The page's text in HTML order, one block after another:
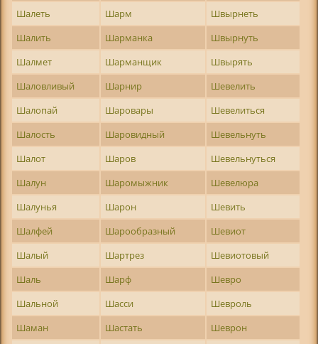
Шалеть
Шарм
Швырнеть
Шалить
Шарманка
Швырнуть
Шалмет
Шарманщик
Швырять
Шаловливый
Шарнир
Шевелить
Шалопай
Шаровары
Шевелиться
Шалость
Шаровидный
Шевельнуть
Шалот
Шаров
Шевельнуться
Шалун
Шаромыжник
Шевелюра
Шалунья
Шарон
Шевить
Шалфей
Шарообразный
Шевиот
Шалый
Шартрез
Шевиотовый
Шаль
Шарф
Шевро
Шальной
Шасси
Шевроль
Шаман
Шастать
Шеврон